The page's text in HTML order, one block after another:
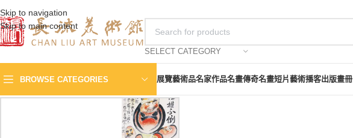
Skip to navigation
Skip to main content
SELECT CATEGORY
BROWSE CATEGORIES 展覽藝術品名家作品名畫傳奇名畫短片藝術播客出版畫冊